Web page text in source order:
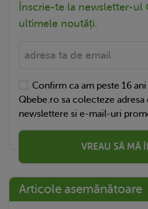
Înscrie-te la newsletter-ul
ultimele noutăți.
Confirm ca am peste 16
Qbebe.ro sa colecteze
newslettere si e-mail-uri
VREAU SĂ MĂ
Articole asemănătoare